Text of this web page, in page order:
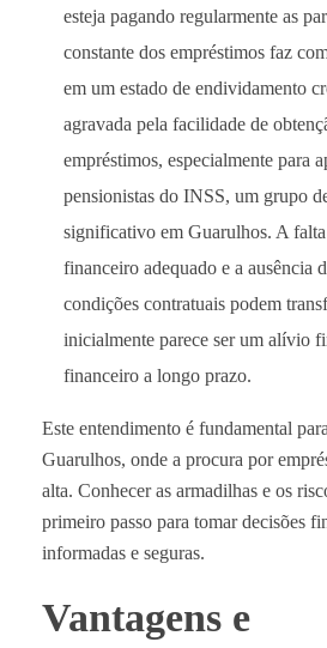
esteja pagando regularmente as
constante dos empréstimos faz
em um estado de endividamento
agravada pela facilidade de
empréstimos, especialmente para
pensionistas do INSS, um grupo
significativo em Guarulhos. A
financeiro adequado e a ausência
condições contratuais podem
inicialmente parece ser um alívio
financeiro a longo prazo.
Este entendimento é fundamental
Guarulhos, onde a procura por
alta. Conhecer as armadilhas e os
primeiro passo para tomar decisões
informadas e seguras.
Vantagens e